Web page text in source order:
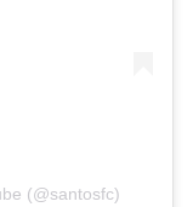
(@santosfc)